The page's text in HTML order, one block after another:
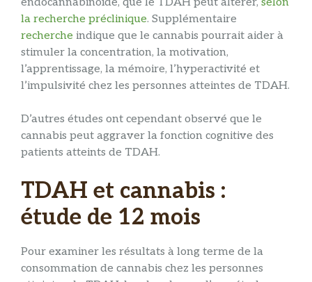
la recherche préclinique. Supplémentaire
recherche indique que le cannabis pourrait aider à
stimuler la concentration, la motivation,
l’apprentissage, la mémoire, l’hyperactivité et
l’impulsivité chez les personnes atteintes de TDAH.
D’autres études ont cependant observé que le
cannabis peut aggraver la fonction cognitive des
patients atteints de TDAH.
TDAH et cannabis :
étude de 12 mois
Pour examiner les résultats à long terme de la
consommation de cannabis chez les personnes